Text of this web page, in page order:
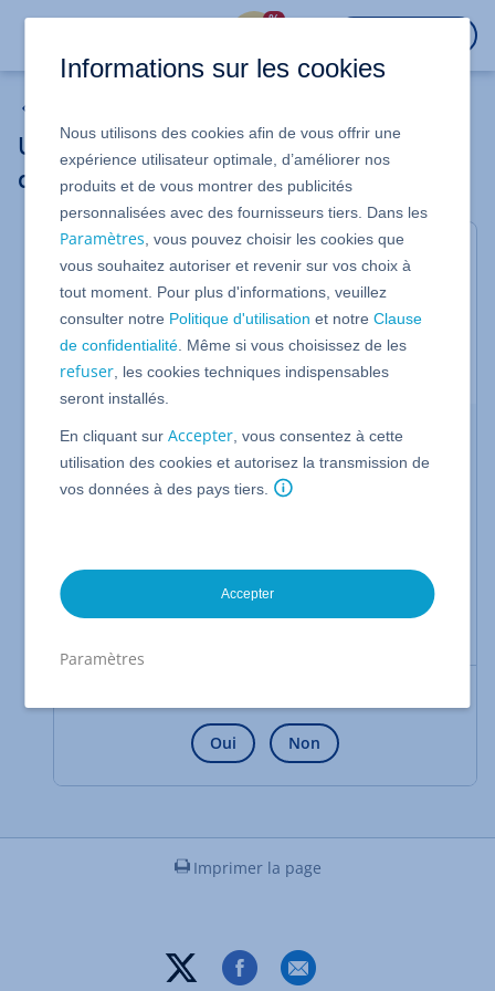
%
Utiliser Nextcloud Workspace sur
ordinateur et téléphone mobile
Valable pour Nextcloud Workspace.
Outre l'utilisation indépendante de l'appareil via un
navigateur Internet, Nextcloud Workspace peut
également être utilisé via des applications sur tous
les terminaux courants. Cet article vous informe sur
les sources d'utilisation.
Télécharger des applications
Les clients, ou applications, Nextcloud Workspace
sont disponibles pour les systèmes d'exploitation
et Linux
Application pour
Android
Oui Non
Imprimer la page
Informations sur les cookies
Nous utilisons des cookies afin de vous offrir une
expérience utilisateur optimale, d’améliorer nos
produits et de vous montrer des publicités
personnalisées avec des fournisseurs tiers. Dans les
Paramètres , vous pouvez choisir les cookies que
vous souhaitez autoriser et revenir sur vos choix à
tout moment. Pour plus d'informations, veuillez
consulter notre Politique d'utilisation et notreClause
de confidentialité . Même si vous choisissez de les
refuser , les cookies techniques indispensables
seront installés.
En cliquant surAccepter , vous consentez à cette
utilisation des cookies et autorisez la transmission de
vos données à des pays tiers.
Accepter
Paramètres